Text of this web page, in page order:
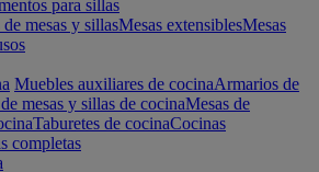
para sillas
mesas y sillasMesas extensiblesMesas
Muebles auxiliares de cocinaArmarios de
mesas y sillas de cocinaMesas de
Taburetes de cocinaCocinas
completas